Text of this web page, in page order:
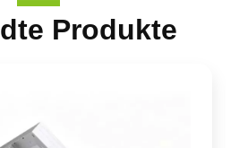
Produkte